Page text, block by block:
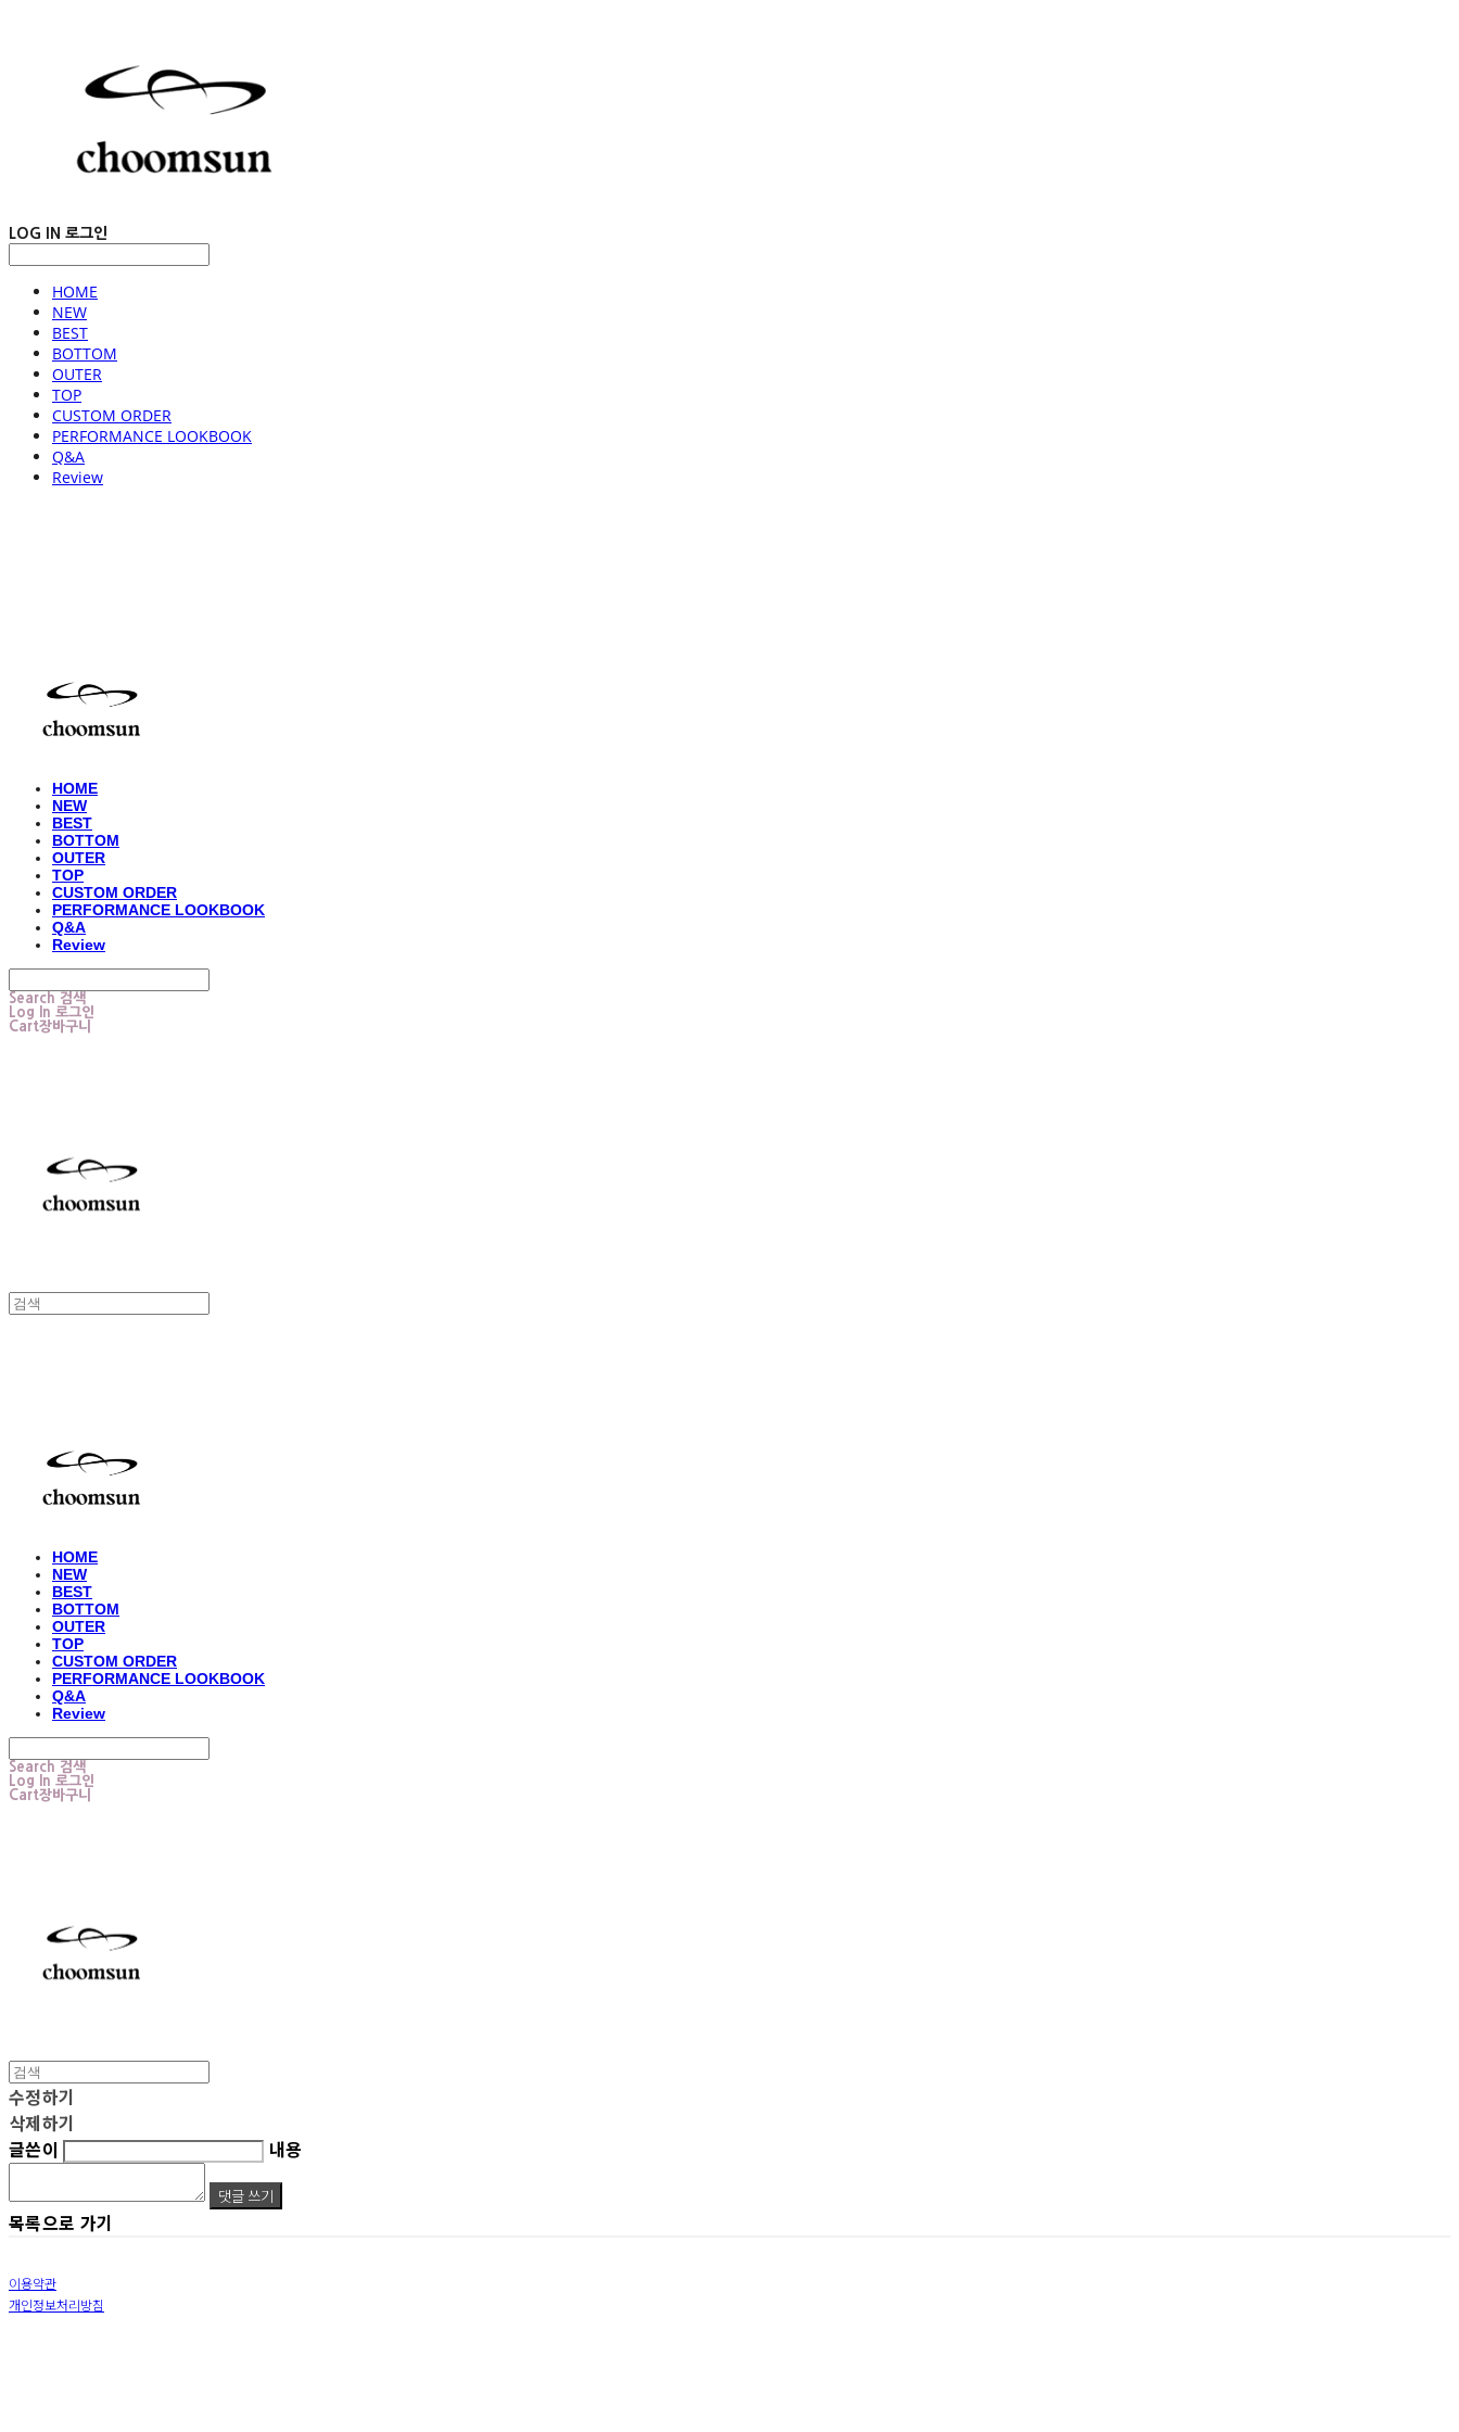
LOG IN 로그인
HOME
NEW
BEST
BOTTOM
OUTER
TOP
CUSTOM ORDER
PERFORMANCE LOOKBOOK
Q&A
Review
HOME
NEW
BEST
BOTTOM
OUTER
TOP
CUSTOM ORDER
PERFORMANCE LOOKBOOK
Q&A
Review
Search 검색
Log In 로그인
Cart장바구니
HOME
NEW
BEST
BOTTOM
OUTER
TOP
CUSTOM ORDER
PERFORMANCE LOOKBOOK
Q&A
Review
Search 검색
Log In 로그인
Cart장바구니
수정하기
삭제하기
글쓴이
내용
댓글 쓰기
목록으로 가기
이용약관
개인정보처리방침